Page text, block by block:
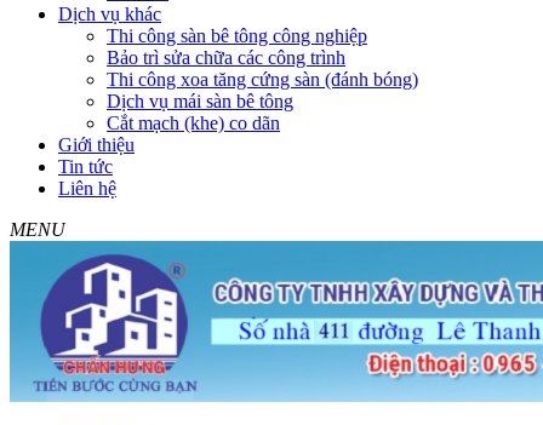
Dịch vụ khác
Thi công sàn bê tông công nghiệp
Bảo trì sửa chữa các công trình
Thi công xoa tăng cứng sàn (đánh bóng)
Dịch vụ mái sàn bê tông
Cắt mạch (khe) co dãn
Giới thiệu
Tin tức
Liên hệ
MENU